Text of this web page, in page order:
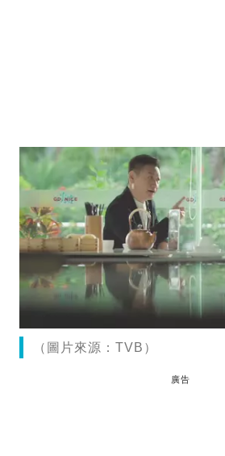
（圖片來源：TVB）
廣告